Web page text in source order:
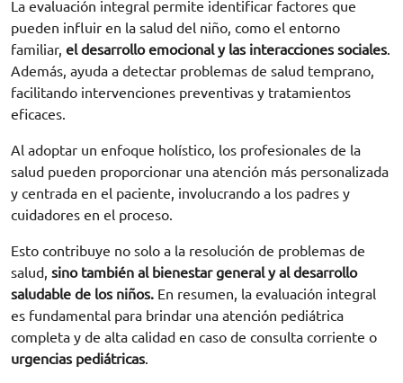
La evaluación integral permite identificar factores que
pueden influir en la salud del niño, como el entorno
familiar, el desarrollo emocional y las interacciones sociales.
Además, ayuda a detectar problemas de salud temprano,
facilitando intervenciones preventivas y tratamientos
eficaces.
Al adoptar un enfoque holístico, los profesionales de la
salud pueden proporcionar una atención más personalizada
y centrada en el paciente, involucrando a los padres y
cuidadores en el proceso.
Esto contribuye no solo a la resolución de problemas de
salud, sino también al bienestar general y al desarrollo
saludable de los niños. En resumen, la evaluación integral
es fundamental para brindar una atención pediátrica
completa y de alta calidad en caso de consulta corriente o
urgencias pediátricas.